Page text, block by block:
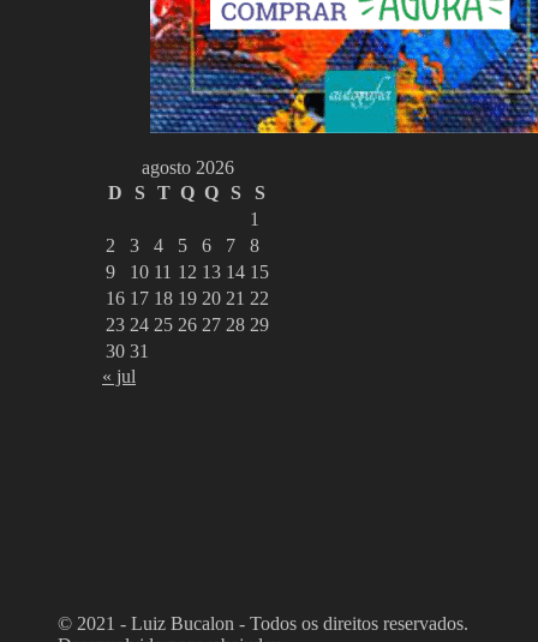
agosto 2026
D
S T Q Q S
S
1
2
3 4 5 6 7
8
9
10 11 12 13 14 15
16 17 18 19 20 21 22
23 24 25 26 27 28 29
30 31
« jul
© 2021 - Luiz Bucalon - Todos os direitos reservados.